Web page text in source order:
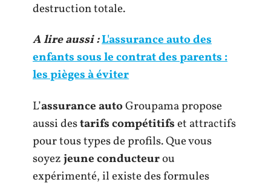
destruction totale.
A lire aussi :L'assurance auto des
enfants sous le contrat des parents :
les pièges à éviter
L’assurance autoGroupama propose
aussi destarifs compétitifset attractifs
pour tous types de profils. Que vous
soyezjeune conducteurou
expérimenté, il existe des formules